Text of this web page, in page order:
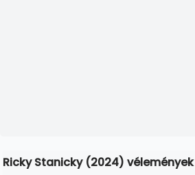
Ricky Stanicky (2024) vélemények